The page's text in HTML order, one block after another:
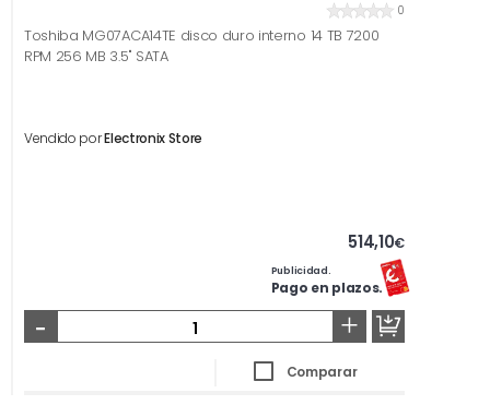
0
Toshiba MG07ACA14TE disco duro interno 14 TB 7200
RPM 256 MB 3.5" SATA
Vendido porElectronix Store
514,10€
Publicidad.
Pago en plazos.
- +
Comparar